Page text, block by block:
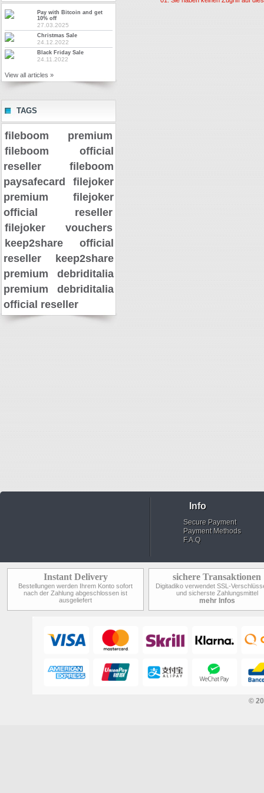
Pay with Bitcoin and get
10% off
27.03.2025
Christmas Sale
24.12.2022
Black Friday Sale
24.11.2022
View all articles »
TAGS
fileboom premium
fileboom official
reseller
fileboom
paysafecard
filejoker
premium
filejoker
official reseller
filejoker vouchers
keep2share official
reseller
keep2share
premium
debriditalia
premium
debriditalia
official reseller
Info
Secure Payment
Payment Methods
F.A.Q
Instant Delivery
Bestellungen werden Ihrem Konto sofort
nach der Zahlung abgeschlossen ist
ausgeliefert
sichere Transaktionen
Digitadiko verwendet SSL-
und sicherste Zahlungsmittel
mehr Infos
©